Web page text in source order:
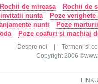
Rochii de mireasa
Rochii de
invitatii nunta
Poze
nunti
Poze
Poze coafuri si machiaj
Despre noi
Termeni si
Copyright 2006